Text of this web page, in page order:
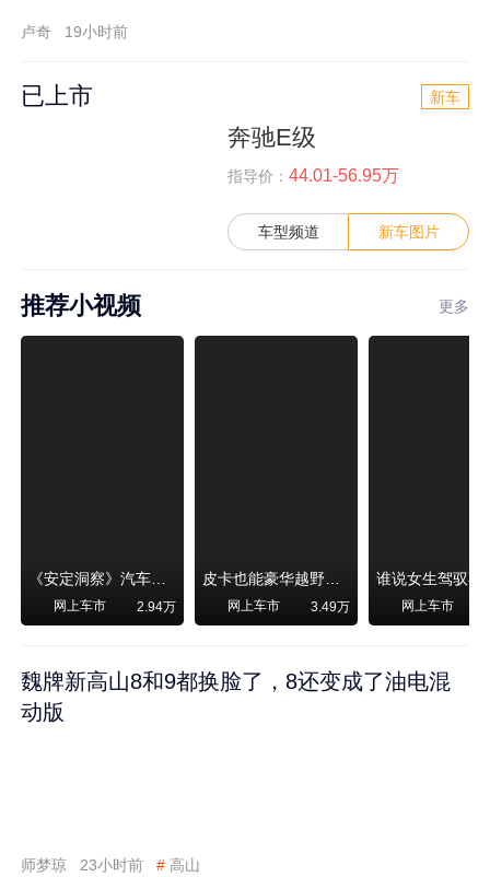
卢奇 19小时前
已上市 新车
奔驰E级
指导价： 44.01-56.95万
车型频道 新车图片
推荐小视频 更多
《安定洞察》汽车烧不烧油，和石油安全无关！
网上车市 2.94万
皮卡也能豪华越野！纵横F700上市，限时卖29.99万起
网上车市 3.49万 网上车市
魏牌新高山8和9都换脸了，8还变成了油电混
动版
师梦琼 23小时前 # 高山